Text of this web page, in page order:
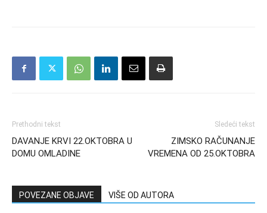
Prethodni tekst
DAVANJE KRVI 22.OKTOBRA U
DOMU OMLADINE
Sledeći tekst
ZIMSKO RAČUNANJE
VREMENA OD 25.OKTOBRA
POVEZANE OBJAVE VIŠE OD AUTORA